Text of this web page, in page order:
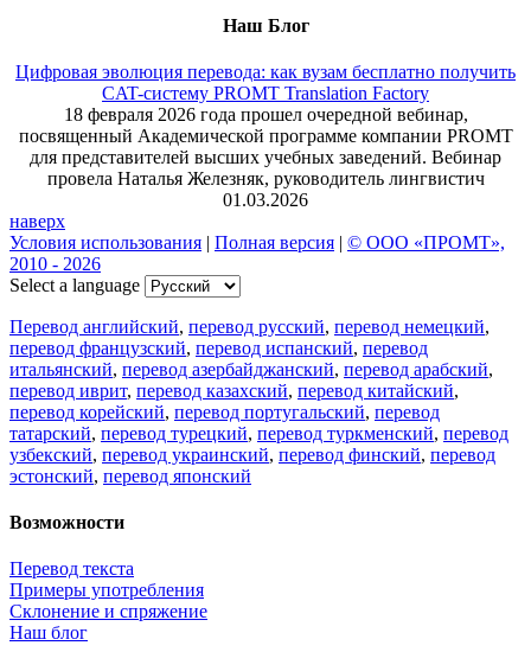
Наш Блог
Цифровая эволюция перевода: как вузам бесплатно получить
CAT-систему PROMT Translation Factory
18 февраля 2026 года прошел очередной вебинар,
посвященный Академической программе компании PROMT
для представителей высших учебных заведений. Вебинар
провела Наталья Железняк, руководитель лингвистич
01.03.2026
наверх
Условия использования | Полная версия | © ООО «ПРОМТ»,
2010 - 2026
Select a language
Перевод английский, перевод русский, перевод немецкий,
перевод французский, перевод испанский, перевод
итальянский, перевод азербайджанский, перевод арабский,
перевод иврит, перевод казахский, перевод китайский,
перевод корейский, перевод португальский, перевод
татарский, перевод турецкий, перевод туркменский, перевод
узбекский, перевод украинский, перевод финский, перевод
эстонский, перевод японский
Возможности
Перевод текста
Примеры употребления
Склонение и спряжение
Наш блог